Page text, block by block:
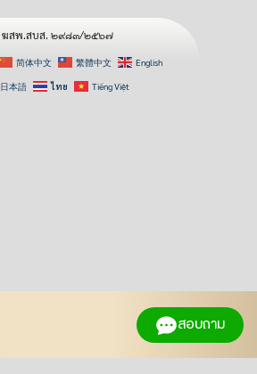
ฆสพ.สบส. ๒๙๘๓/๒๕๖๗
简体中文 繁體中文 English
日本語 ไทย Tiếng Việt
สอบถาม